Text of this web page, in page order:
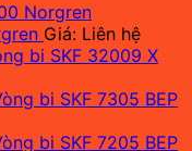
Giá: Liên hệ
bi SKF 32009 X
bi SKF 7305 BEP
bi SKF 7205 BEP